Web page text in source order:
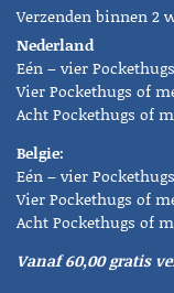
Verzenden binnen 2
Nederland
Eén – vier
Vier Pockethugs of
Acht Pockethugs of
Belgie:
Eén – vier
Vier Pockethugs of
Acht Pockethugs of
Vanaf 60,00 gratis